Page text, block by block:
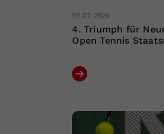
05.07.2026
4. Triumph für
Open Tennis